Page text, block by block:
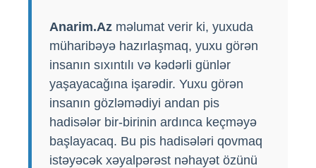
Anarim.Az məlumat verir ki, yuxuda
müharibəyə hazırlaşmaq, yuxu görən
insanın sıxıntılı və kədərli günlər
yaşayacağına işarədir. Yuxu görən
insanın gözləmədiyi andan pis
hadisələr bir-birinin ardınca keçməyə
başlayacaq. Bu pis hadisələri qovmaq
istəyəcək xəyalpərəst nəhayət özünü